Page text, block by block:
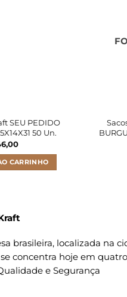
SEU PEDIDO
50 Un.
CARRINHO
brasileira, localizada na
concentra hoje em
e Segurança